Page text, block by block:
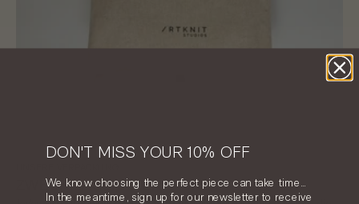
ZWECKMÄSSIG VERPACKT
DON'T MISS YOUR 10% OFF
We know choosing the perfect piece can take time…
In the meantime, sign up for our newsletter to receive